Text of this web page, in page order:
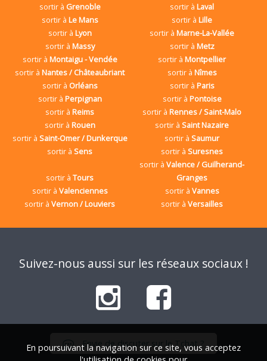
sortir à Grenoble sortir àLaval
sortir à Le Mans sortir àLille
sortir à Lyon sortir àMarne-La-Vallée
sortir à Massy sortir à Metz
sortir à Montaigu - Vendée sortir àMontpellier
sortir àNantes / Châteaubriant sortir à Nîmes
sortir à Orléans sortir à Paris
sortir à Perpignan sortir à Pontoise
sortir àReims sortir àRennes / Saint-Malo
sortir à Rouen sortir àSaint Nazaire
sortir à Saint-Omer / Dunkerque sortir àSaumur
sortir àSens sortir àSuresnes
sortir àTours
sortir àValence / Guilherand-
Granges
sortir à Valenciennes sortir à Vannes
sortir àVernon / Louviers sortir àVersailles
Suivez-nous aussi sur les réseaux sociaux !
Envie de discuter sur le Tchat ?
En poursuivant la navigation sur ce site, vous acceptez